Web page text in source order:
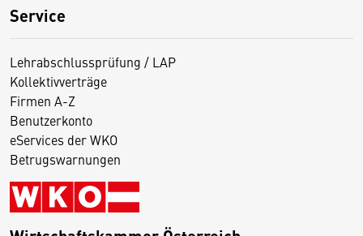
Service
Lehrabschlussprüfung / LAP
Kollektivverträge
Firmen A-Z
Benutzerkonto
eServices der WKO
Betrugswarnungen